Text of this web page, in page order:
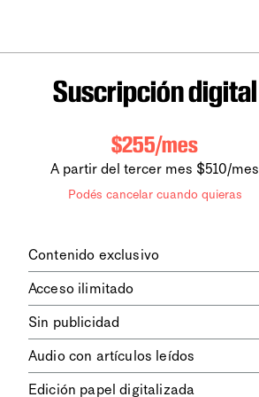
Suscripción digital
$255/mes
A partir del tercer mes $510/mes
Podés cancelar cuando quieras
Contenido exclusivo
digitales dela diaria
los contenidos de Le Monde
diplomatique.
Acceso ilimitado
contenidos.
Sin publicidad
publicitarios.
Audio con artículos leídos
Edición papel digitalizada